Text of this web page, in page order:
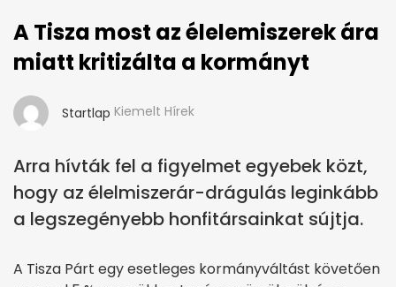
A Tisza most az élelemiszerek ára
miatt kritizálta a kormányt
Startlap Kiemelt Hírek
Arra hívták fel a figyelmet egyebek közt,
hogy az élelmiszerár-drágulás leginkább
a legszegényebb honfitársainkat sújtja.
A Tisza Párt egy esetleges kormányváltást követően